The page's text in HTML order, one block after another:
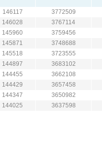
146117
3772509
146028
3767114
145960
3759456
145871
3748688
145518
3723555
144897
3683102
144455
3662108
144429
3657458
144347
3650982
144025 3637598